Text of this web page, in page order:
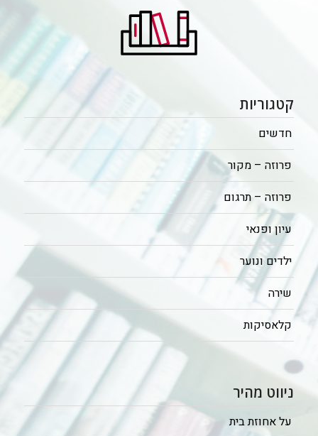
קטגוריות
חדשים
פרוזה – מקור
פרוזה – תרגום
עיון ופנאי
ילדים ונוער
שירה
קלאסיקות
ניווט מהיר
על אחוזת בית